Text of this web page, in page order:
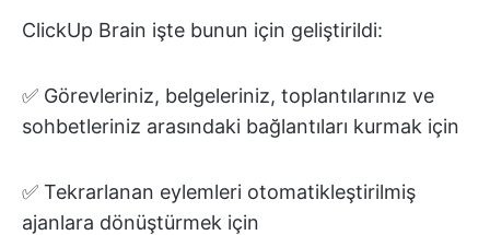
ClickUp Brain işte bunun için geliştirildi:
✅ Görevleriniz, belgeleriniz, toplantılarınız ve
sohbetleriniz arasındaki bağlantıları kurmak için
✅ Tekrarlanan eylemleri otomatikleştirilmiş
ajanlara dönüştürmek için